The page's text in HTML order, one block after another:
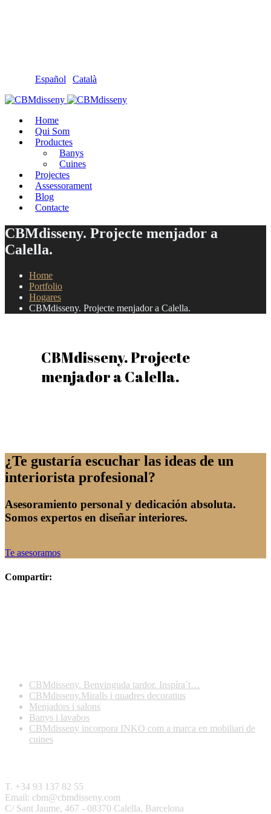
Español Català
Home
Qui Som
Productes
Banys
Cuines
Projectes
Assessorament
Blog
Contacte
CBMdisseny. Projecte menjador a
Calella.
Home
Portfolio
Hogares
CBMdisseny. Projecte menjador a Calella.
CBMdisseny. Projecte
menjador a Calella.
¿Te gustaría escuchar las ideas de un
interiorista profesional?
Asesoramiento personal y dedicación absoluta.
Somos expertos en diseñar interiores.
Te asesoramos
Compartir:
CBMdisseny. Benvinguda tardor. Inspíra´t…
CBMdisseny.Miralls i quadres decoratius
Menjadors i salons
Banys i lavabos
CBMdisseny incorpora INKO com a marca en mobiliari de
cuines
T. +34 93 137 82 55
Email: cbm@cbmdisseny.com
C/ Sant Jaume, 467 - 08370 Calella, Barcelona